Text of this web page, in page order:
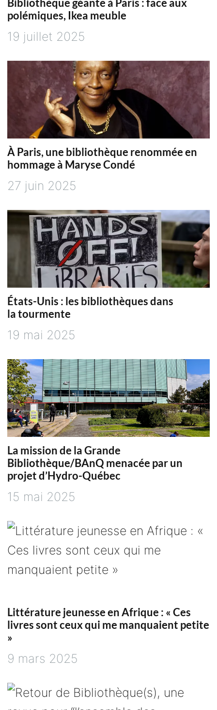
o
e
’
a
r
t
i
l
e
polémiques, Ikea meuble
19 juillet 2025
À Paris, une bibliothèque renommée en
hommage à Maryse Condé
27 juin 2025
États-Unis : les bibliothèques dans
la tourmente
19 mai 2025
La mission de la Grande
Bibliothèque/BAnQ menacée par un
projet d’Hydro-Québec
15 mai 2025
Littérature jeunesse en Afrique : « Ces
livres sont ceux qui me manquaient petite
»
9 mars 2025